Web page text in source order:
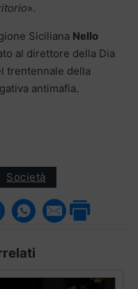
».
Siciliana Nello
al direttore della Dia
trentennale della
antimafia.
Società